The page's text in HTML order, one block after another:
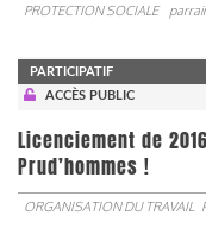
PROTECTION SOCIALE
PARTICIPATIF
ACCÈS PUBLIC
Licenciement de
Prud’hommes !
ORGANISATION DU TRAVAIL